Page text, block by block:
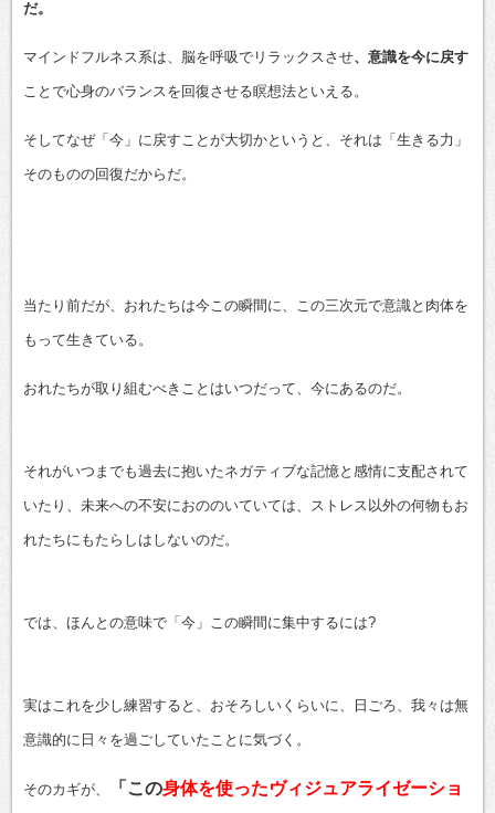
だ。
マインドフルネス系は、脳を呼吸でリラックスさせ、意識を今に戻す
ことで心身のバランスを回復させる瞑想法といえる。
そしてなぜ「今」に戻すことが大切かというと、それは「生きる力」
そのものの回復だからだ。
当たり前だが、おれたちは今この瞬間に、この三次元で意識と肉体を
もって生きている。
おれたちが取り組むべきことはいつだって、今にあるのだ。
それがいつまでも過去に抱いたネガティブな記憶と感情に支配されて
いたり、未来への不安におののいていては、ストレス以外の何物もお
れたちにもたらしはしないのだ。
では、ほんとの意味で「今」この瞬間に集中するには?
実はこれを少し練習すると、おそろしいくらいに、日ごろ、我々は無
意識的に日々を過ごしていたことに気づく。
そのカギが、 「この身体を使ったヴィジュアライゼーショ